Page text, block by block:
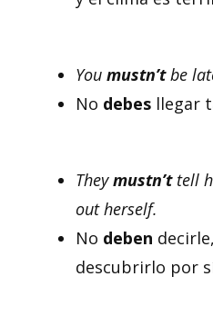
You mustn’tbe
No debesllegar
Theymustn’ttell
out herself.
No deben
descubrirlo por